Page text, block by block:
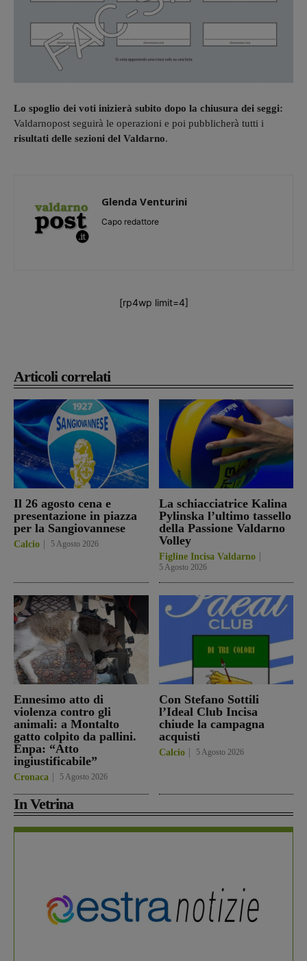
Articoli correlati
Il 26 agosto cena e
presentazione in piazza
per la Sangiovannese
Calcio 5 Agosto 2026
La schiacciatrice Kalina
Pylinska l’ultimo tassello
della Passione Valdarno
Volley
Figline Incisa Valdarno
5 Agosto 2026
Ennesimo atto di
violenza contro gli
animali: a Montalto
gatto colpito da pallini.
Enpa: “Atto
ingiustificabile”
Cronaca 5 Agosto 2026
Con Stefano Sottili
l’Ideal Club Incisa
chiude la campagna
acquisti
Calcio 5 Agosto 2026
In Vetrina
Lo spoglio dei voti inizierà subito dopo la chiusura dei seggi:
Valdarnopost seguirà le operazioni e poi pubblicherà tutti i
risultati delle sezioni del Valdarno.
Glenda Venturini
Capo redattore
[rp4wp limit=4]